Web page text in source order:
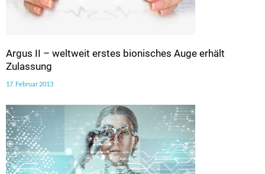
Argus II – weltweit erstes bionisches Auge erhält
Zulassung
17. Februar 2013